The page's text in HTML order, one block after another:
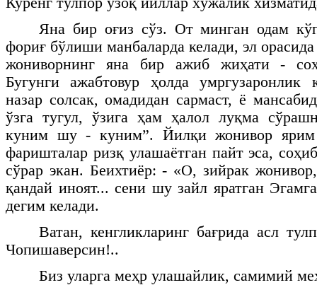
Яна бир оғиз сўз. От минган одам
фориғ бўлиши манбаларда келади, эл
жониворнинг яна бир ажиб жиҳати -
Бугунги ажабтовур ҳолда умргузаронлик
назар солсак, омадидан сармаст, ё
ўзга тугул, ўзига ҳам ҳалол луқма
куним шу - куним”. Йилқи жонивор ярим
фаришталар ризқ улашаётган пайт эса,
сўрар экан. Беихтиёр: - «О, зийрак
қандай иноят... сени шу зайл яратган
дегим келади.
Ватан, кенгликларинг бағрида асл
Чопишаверсин!..
Биз уларга меҳр улашайлик, самимий